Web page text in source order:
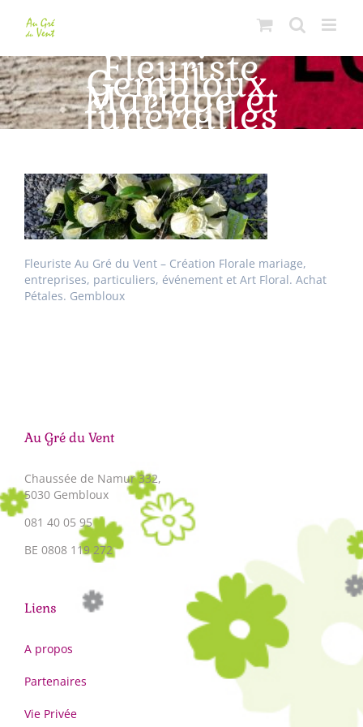
contenu
Fleuriste
Gembloux.
Mariage et
funérailles
Fleuriste Au Gré du Vent – Création Florale mariage,
entreprises, particuliers, événement et Art Floral. Achat
Pétales. Gembloux
Au Gré du Vent
Chaussée de Namur 332,
5030 Gembloux
081 40 05 95
BE 0808 119 272
Liens
A propos
Partenaires
Vie Privée